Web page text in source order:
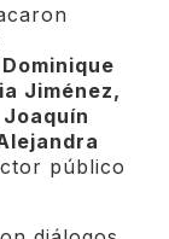
Dominique
Jiménez,
público